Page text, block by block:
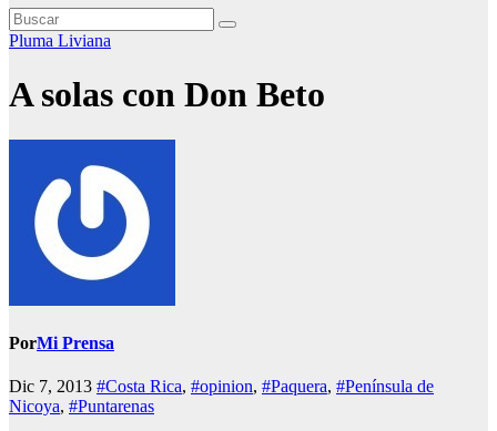
Pluma Liviana
A solas con Don Beto
PorMi Prensa
Dic 7, 2013 #Costa Rica, #opinion, #Paquera, #Península de
Nicoya, #Puntarenas